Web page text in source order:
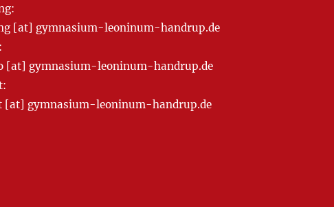
[at] gymnasium-leoninum-handrup.de
[at] gymnasium-leoninum-handrup.de
[at] gymnasium-leoninum-handrup.de